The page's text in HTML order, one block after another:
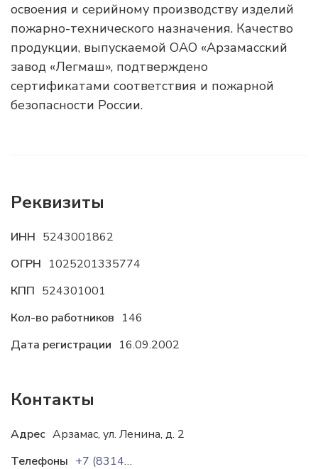
освоения и серийному производству изделий
пожарно-технического назначения. Качество
продукции, выпускаемой ОАО «Арзамасский
завод «Легмаш», подтверждено
сертификатами соответствия и пожарной
безопасности России.
Реквизиты
ИНН 5243001862
ОГРН 1025201335774
КПП 524301001
Кол-во работников 146
Дата регистрации 16.09.2002
Контакты
Адрес Арзамас, ул. Ленина, д. 2
Телефоны
+7 (83147) 9-06-40